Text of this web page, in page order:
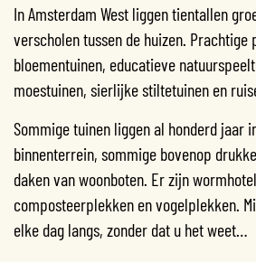
In Amsterdam West liggen tientallen
verscholen tussen de huizen. Prachtige
bloementuinen, educatieve
moestuinen, sierlijke stiltetuinen en
Sommige tuinen liggen al honderd jaar
binnenterrein, sommige bovenop
daken van woonboten. Er zijn
composteerplekken en vogelplekken.
elke dag langs, zonder dat u het weet…